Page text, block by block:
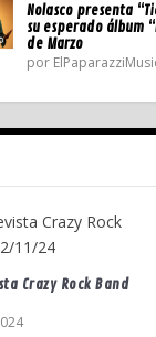
Nolasco presenta
su esperado álbum
de Marzo
por
Crazy Rock Band